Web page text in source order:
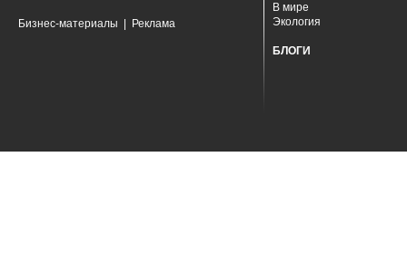
Бизнес-материалы Реклама
В мире
Экология
БЛОГИ